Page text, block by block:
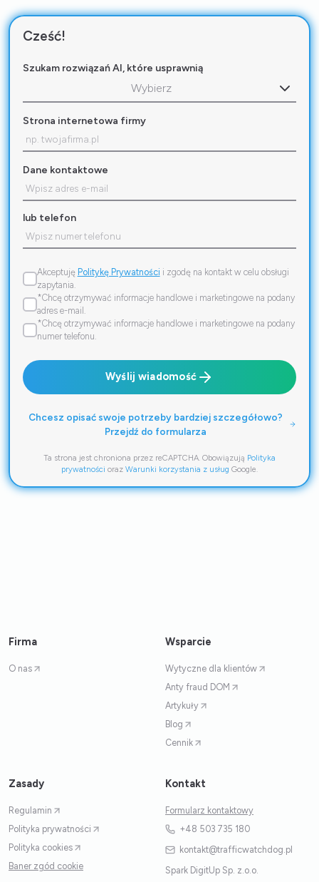
Cześć!
Szukam rozwiązań AI, które usprawnią
Wybierz
Strona internetowa firmy
Dane kontaktowe
lub telefon
Akceptuję Politykę Prywatności i zgodę na kontakt w celu obsługi
zapytania.
*Chcę otrzymywać informacje handlowe i marketingowe na podany
adres e-mail.
*Chcę otrzymywać informacje handlowe i marketingowe na podany
numer telefonu.
Wyślij wiadomość
Chcesz opisać swoje potrzeby bardziej szczegółowo?
Przejdź do formularza
Ta strona jest chroniona przez reCAPTCHA. Obowiązują Polityka
prywatności oraz Warunki korzystania z usług Google.
Firma
O nas
Wsparcie
Wytyczne dla klientów
Anty fraud DOM
Artykuły
Blog
Cennik
Zasady
Regulamin
Polityka prywatności
Polityka cookies
Baner zgód cookie
Kontakt
Formularz kontaktowy
+48 503 735 180
kontakt@trafficwatchdog.pl
Spark DigitUp Sp. z.o.o.